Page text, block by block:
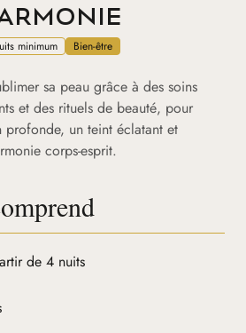
minimum Bien-être
sa peau grâce à des soins
et des rituels de beauté, pour
profonde, un teint éclatant et
corps-esprit.
de 4 nuits